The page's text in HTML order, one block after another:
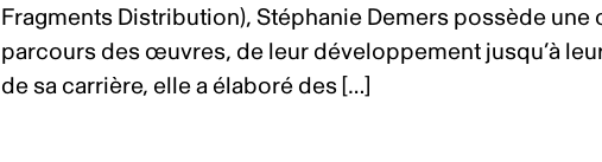
Fragments Distribution), Stéphanie Demers possède
parcours des œuvres, de leur développement jusqu’à
de sa carrière, elle a élaboré des […]